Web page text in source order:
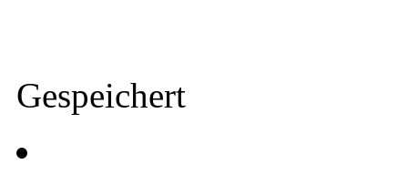
Gespeichert